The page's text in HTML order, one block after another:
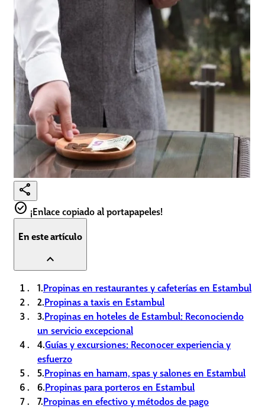
share
check_circle ¡Enlace copiado al portapapeles!
En este artículo
expand_less
1.Propinas en restaurantes y cafeterías en Estambul
2.Propinas a taxis en Estambul
3.Propinas en hoteles de Estambul: Reconociendo
un servicio excepcional
4.Guías y excursiones: Reconocer experiencia y
esfuerzo
5.Propinas en hamam, spas y salones en Estambul
6.Propinas para porteros en Estambul
7.Propinas en efectivo y métodos de pago